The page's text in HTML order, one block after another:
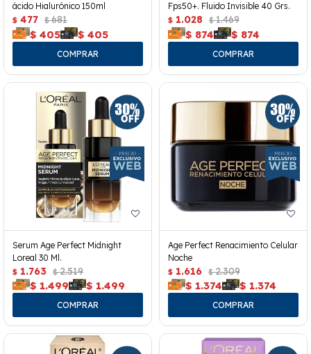
ácido Hialurónico 150ml
$ 477 $ 681
$ 405 $ 405
Fps50+. Fluido Invisible 40 Grs.
$ 1.028 $ 1.469
$ 874 $ 874
Serum Age Perfect Midnight
Loreal 30 Ml.
$ 1.763 $ 2.519
$ 1.499 $ 1.499
Age Perfect Renacimiento Celular
Noche
$ 1.616 $ 2.309
$ 1.374 $ 1.374